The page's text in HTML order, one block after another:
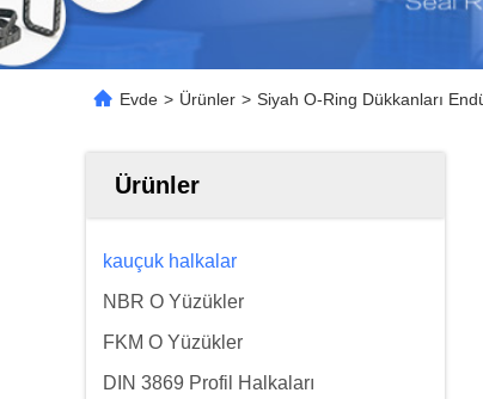
Evde > Ürünler > Siyah O-Ring Dükkanları
Ürünler
kauçuk halkalar
NBR O Yüzükler
FKM O Yüzükler
DIN 3869 Profil Halkaları